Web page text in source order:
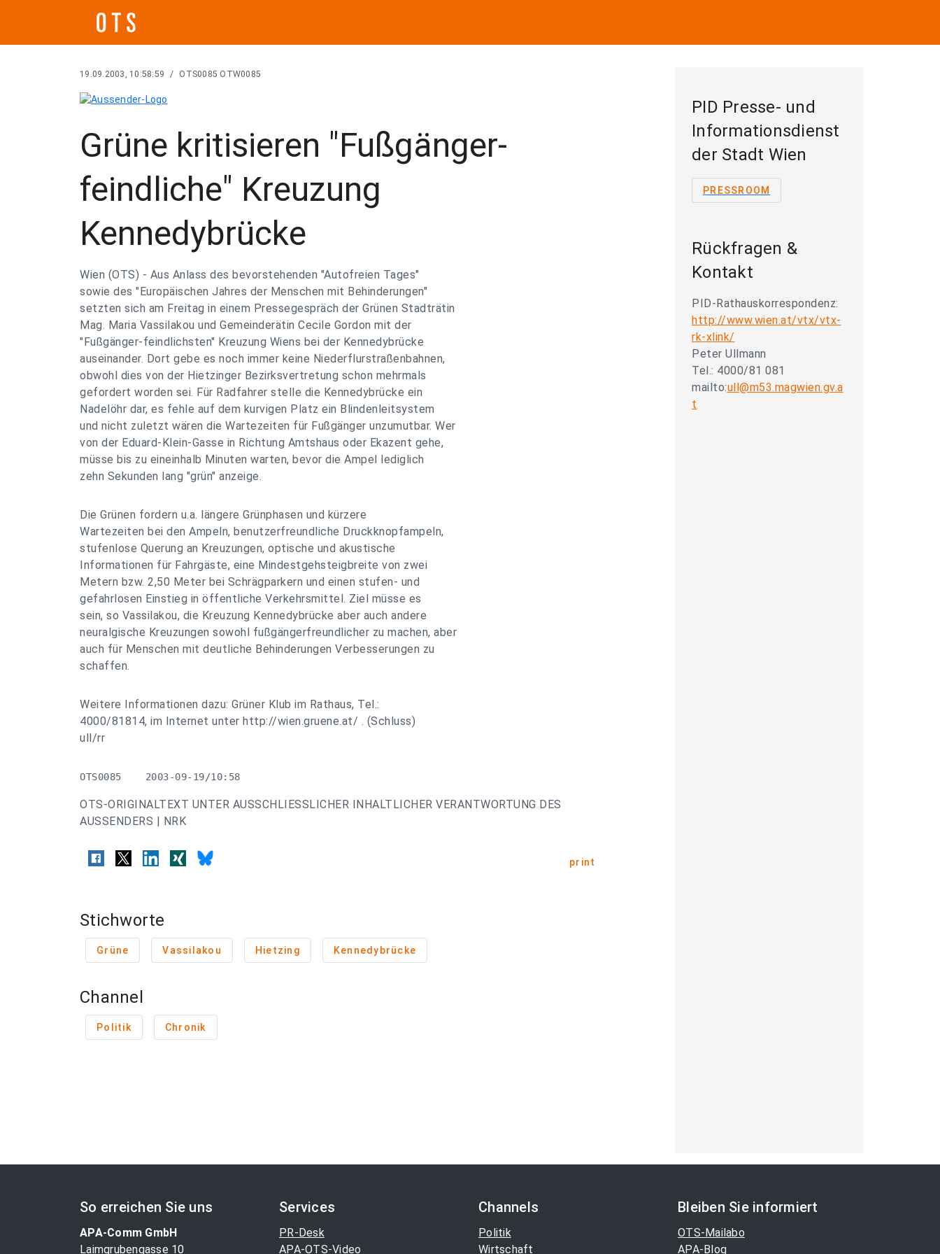
19.09.2003, 10:58:59 / OTS0085 OTW0085
Grüne kritisieren "Fußgänger-
feindliche" Kreuzung
Kennedybrücke
Wien (OTS) - Aus Anlass des bevorstehenden "Autofreien Tages"
sowie des "Europäischen Jahres der Menschen mit Behinderungen"
setzten sich am Freitag in einem Pressegespräch der Grünen Stadträtin
Mag. Maria Vassilakou und Gemeinderätin Cecile Gordon mit der
"Fußgänger-feindlichsten" Kreuzung Wiens bei der Kennedybrücke
auseinander. Dort gebe es noch immer keine Niederflurstraßenbahnen,
obwohl dies von der Hietzinger Bezirksvertretung schon mehrmals
gefordert worden sei. Für Radfahrer stelle die Kennedybrücke ein
Nadelöhr dar, es fehle auf dem kurvigen Platz ein Blindenleitsystem
und nicht zuletzt wären die Wartezeiten für Fußgänger unzumutbar. Wer
von der Eduard-Klein-Gasse in Richtung Amtshaus oder Ekazent gehe,
müsse bis zu eineinhalb Minuten warten, bevor die Ampel lediglich
zehn Sekunden lang "grün" anzeige.
Die Grünen fordern u.a. längere Grünphasen und kürzere
Wartezeiten bei den Ampeln, benutzerfreundliche Druckknopfampeln,
stufenlose Querung an Kreuzungen, optische und akustische
Informationen für Fahrgäste, eine Mindestgehsteigbreite von zwei
Metern bzw. 2,50 Meter bei Schrägparkern und einen stufen- und
gefahrlosen Einstieg in öffentliche Verkehrsmittel. Ziel müsse es
sein, so Vassilakou, die Kreuzung Kennedybrücke aber auch andere
neuralgische Kreuzungen sowohl fußgängerfreundlicher zu machen, aber
auch für Menschen mit deutliche Behinderungen Verbesserungen zu
schaffen.
Weitere Informationen dazu: Grüner Klub im Rathaus, Tel.:
4000/81814, im Internet unter http://wien.gruene.at/ . (Schluss)
ull/rr
OTS0085    2003-09-19/10:58
OTS-ORIGINALTEXT UNTER AUSSCHLIESSLICHER INHALTLICHER VERANTWORTUNG DES
AUSSENDERS | NRK
print
Stichworte
Grüne Vassilakou Hietzing Kennedybrücke
Channel
Politik Chronik
PID Presse- und
Informationsdienst
der Stadt Wien
PRESSROOM
Rückfragen &
Kontakt
PID-Rathauskorrespondenz:
http://www.wien.at/vtx/vtx-
rk-xlink/
Peter Ullmann
Tel.: 4000/81 081
mailto:ull@m53.magwien.gv.a
t
So erreichen Sie uns
APA-Comm GmbH
Laimgrubengasse 10
Services
PR-Desk
APA-OTS-Video
Channels
Politik
Wirtschaft
Bleiben Sie informiert
OTS-Mailabo
APA-Blog